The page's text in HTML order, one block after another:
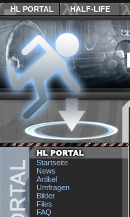
HL PORTAL HALF-LIFE
Startseite
News
Artikel
Umfragen
Bilder
Files
FAQ